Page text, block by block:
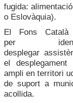
fugida:
o Eslovàquia).
El Fons
per ide
desplegar a
el d
ampli en territori
de suport a
acollida.